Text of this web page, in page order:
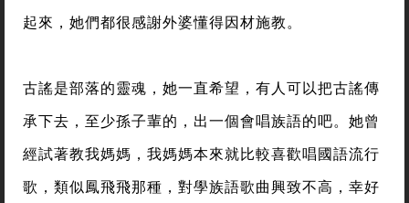
起來，她們都很感謝外婆懂得因材施教。
古謠是部落的靈魂，她一直希望，有人可以把古謠傳
承下去，至少孫子輩的，出一個會唱族語的吧。她曾
經試著教我媽媽，我媽媽本來就比較喜歡唱國語流行
歌，類似鳳飛飛那種，對學族語歌曲興致不高，幸好